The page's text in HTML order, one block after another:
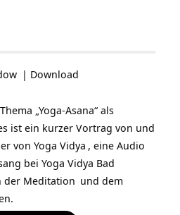
| Download
„Yoga-Asana“ als
ist ein kurzer Vortrag von und
von Yoga Vidya , eine Audio
bei Yoga Vidya Bad
der Meditation und dem